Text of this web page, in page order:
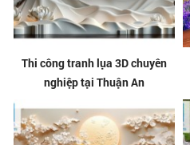
Thi công tranh lụa 3D chuyên
nghiệp tại Thuận An